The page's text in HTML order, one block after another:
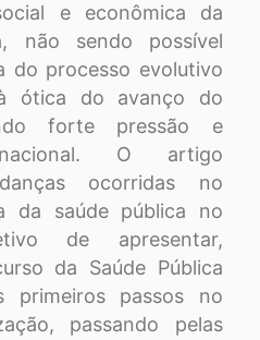
e econômica da
não sendo possível
do processo evolutivo
ótica do avanço do
forte pressão e
O artigo
ocorridas no
da saúde pública no
de apresentar,
da Saúde Pública
primeiros passos no
passando pelas